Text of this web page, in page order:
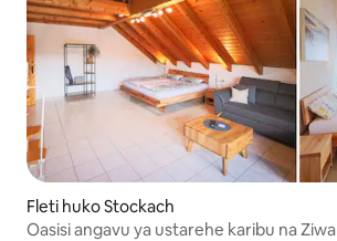
Fleti huko Stockach
​Oasisi angavu ya ustarehe karibu na